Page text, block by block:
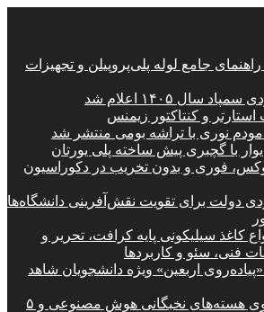
جامع لوله پلی‌پروپیلن و تجهیزات
سال ۱۴۰۵ اعلام شد
و کنتاکتور زیمنس
نوری با تراشه بومی منتشر شد
با گچبری پیش ساخته پلی یورتان
فوری و بدون تخریب در دکوراسیون
دولت برای تقویت نقش‌آفرینی دانشگاه‌ها
کاغذ سیلیکونی پایه کرافت، تحریر و
فنی، سئو و کاربردها
اربعین» ویژه دانشجویان شاهد
سرمایه‌گذاری روی هسته‌های نخبگانی هوش مصنوعی و ۵